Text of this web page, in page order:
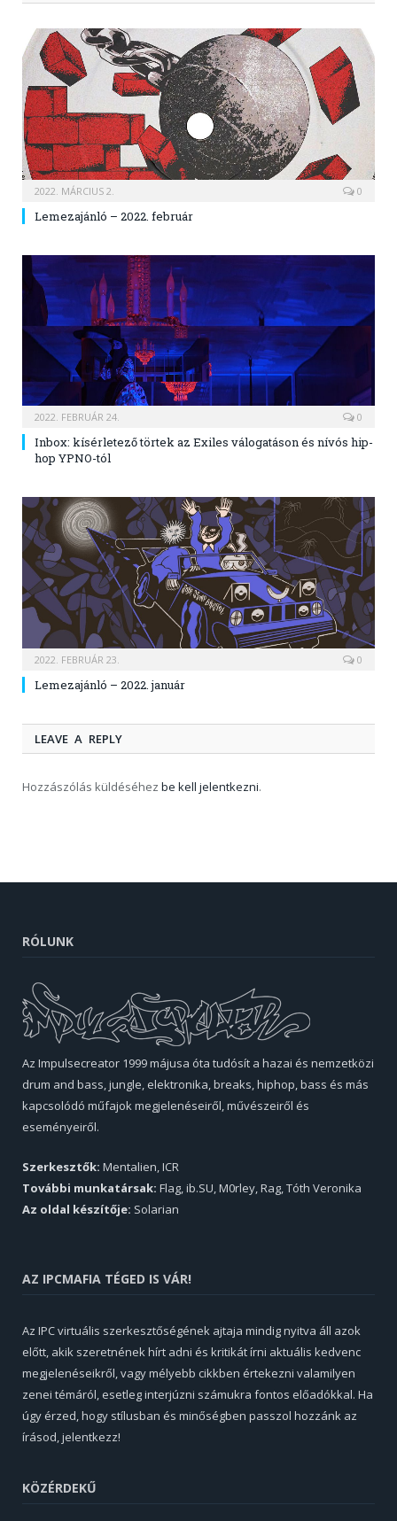
2022. MÁRCIUS 2. 0
Lemezajánló – 2022. február
2022. FEBRUÁR 24. 0
Inbox: kísérletező törtek az Exiles válogatáson és nívós hip-
hop YPNO-tól
2022. FEBRUÁR 23. 0
Lemezajánló – 2022. január
LEAVE A REPLY
Hozzászólás küldéséhez be kell jelentkezni.
RÓLUNK
Az Impulsecreator 1999 májusa óta tudósít a hazai és nemzetközi
drum and bass, jungle, elektronika, breaks, hiphop, bass és más
kapcsolódó műfajok megjelenéseiről, művészeiről és
eseményeiről.
Szerkesztők: Mentalien, ICR
További munkatársak: Flag, ib.SU, M0rley, Rag, Tóth Veronika
Az oldal készítője: Solarian
AZ IPCMAFIA TÉGED IS VÁR!
Az IPC virtuális szerkesztőségének ajtaja mindig nyitva áll azok
előtt, akik szeretnének hírt adni és kritikát írni aktuális kedvenc
megjelenéseikről, vagy mélyebb cikkben értekezni valamilyen
zenei témáról, esetleg interjúzni számukra fontos előadókkal. Ha
úgy érzed, hogy stílusban és minőségben passzol hozzánk az
írásod, jelentkezz!
KÖZÉRDEKŰ